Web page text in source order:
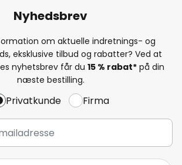
Nyhedsbrev
om aktuelle indretnings- og
eksklusive tilbud og rabatter? Ved at
nyhetsbrev får du 15 % rabat* på din
næste bestilling.
Privatkunde Firma